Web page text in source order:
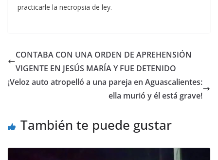
practicarle la necropsia de ley.
CONTABA CON UNA ORDEN DE APREHENSIÓN
VIGENTE EN JESÚS MARÍA Y FUE DETENIDO
¡Veloz auto atropelló a una pareja en Aguascalientes:
ella murió y él está grave!
También te puede gustar